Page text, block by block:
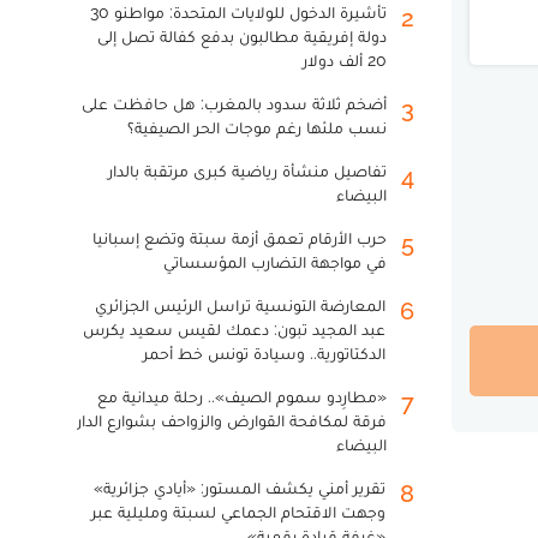
2
تأشيرة الدخول للولايات المتحدة: مواطنو 30
دولة إفريقية مطالبون بدفع كفالة تصل إلى
20 ألف دولار
3
أضخم ثلاثة سدود بالمغرب: هل حافظت على
نسب ملئها رغم موجات الحر الصيفية؟
4
تفاصيل منشأة رياضية كبرى مرتقبة بالدار
البيضاء
5
حرب الأرقام تعمق أزمة سبتة وتضع إسبانيا
في مواجهة التضارب المؤسساتي
6
المعارضة التونسية تراسل الرئيس الجزائري
عبد المجيد تبون: دعمك لقيس سعيد يكرس
الدكتاتورية.. وسيادة تونس خط أحمر
7
«مطارِدو سموم الصيف».. رحلة ميدانية مع
فرقة لمكافحة القوارض والزواحف بشوارع الدار
البيضاء
8
تقرير أمني يكشف المستور: «أيادي جزائرية»
وجهت الاقتحام الجماعي لسبتة ومليلية عبر